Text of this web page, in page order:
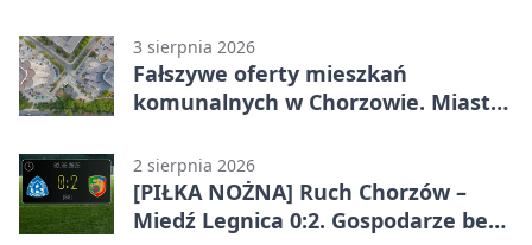
3 sierpnia 2026
Fałszywe oferty mieszkań
komunalnych w Chorzowie. Miasto
2 sierpnia 2026
[PIŁKA NOŻNA] Ruch Chorzów –
Miedź Legnica 0:2. Gospodarze bez